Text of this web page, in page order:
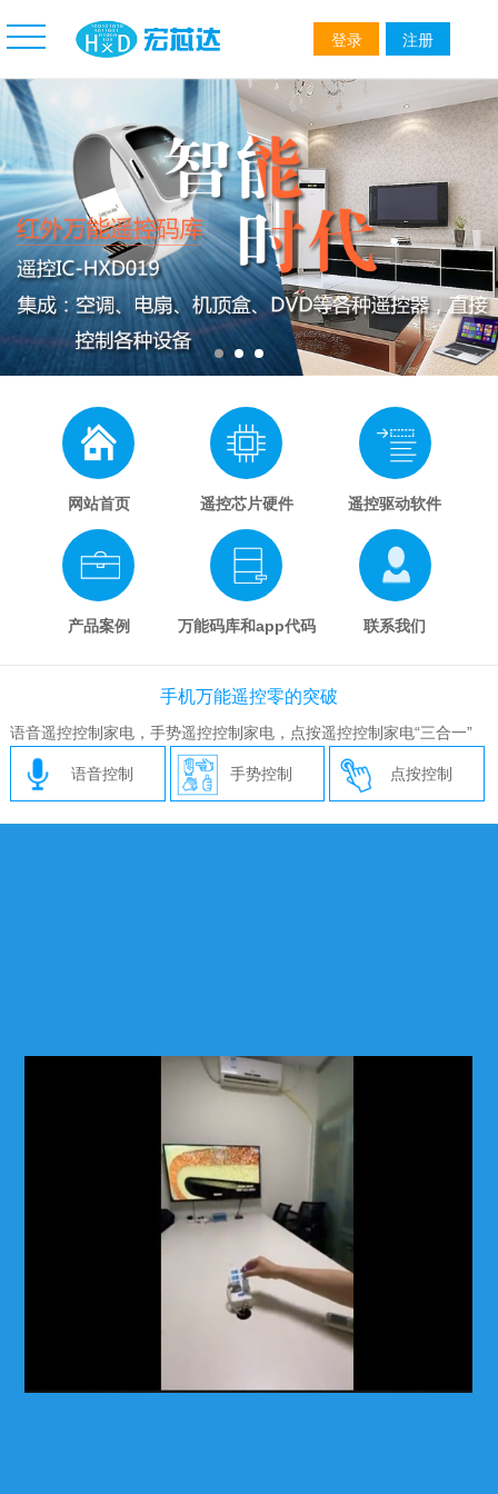
登录 注册
网站首页 遥控芯片硬件 遥控驱动软件
产品案例 万能码库和app代码 联系我们
手机万能遥控零的突破
语音遥控控制家电，手势遥控控制家电，点按遥控控制家电“三合一”
语音控制 手势控制 点按控制